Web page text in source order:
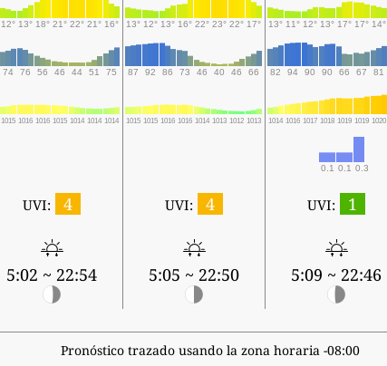
12° 13° 18° 21° 22° 21° 16° 13° 12° 13° 16° 22° 23° 22° 17° 13° 11° 12° 13° 17° 17° 14°
74 76 56 46 44 51 75 87 92 86 73 46 40 46 66 82 94 90 90 66 67 81
1015 1016 1016 1015 1014 1014 1014 1015 1015 1016 1016 1014 1013 1012 1013 1014 1016 1017 1018 1019 1019 1020
0.1 0.1 0.3
UVI: 4
5:02 ~ 22:54
UVI: 4
5:05 ~ 22:50
UVI: 1
5:09 ~ 22:46
Pronóstico trazado usando la zona horaria -08:00